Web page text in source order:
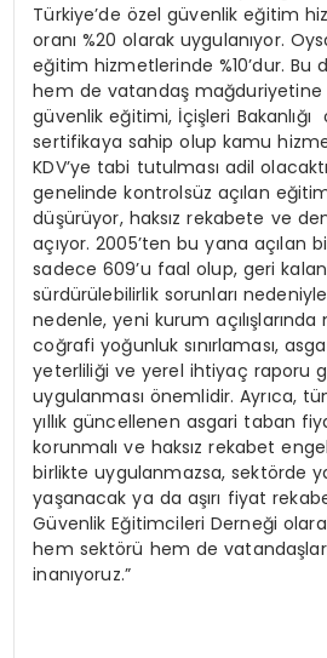
Türkiye’de özel güvenlik eğitim
oranı %20 olarak uygulanıyor.
eğitim hizmetlerinde %10’dur. Bu
hem de vatandaş mağduriyetine
güvenlik eğitimi, İçişleri
sertifikaya sahip olup kamu
KDV’ye tabi tutulması adil
genelinde kontrolsüz açılan
düşürüyor, haksız rekabete ve
açıyor. 2005’ten bu yana açılan
sadece 609’u faal olup, geri
sürdürülebilirlik sorunları
nedenle, yeni kurum
coğrafi yoğunluk sınırlaması,
yeterliliği ve yerel ihtiyaç raporu
uygulanması önemlidir. Ayrıca,
yıllık güncellenen asgari taban
korunmalı ve haksız rekabet
birlikte uygulanmazsa, sektörde
yaşanacak ya da aşırı fiyat
Güvenlik Eğitimcileri Derneği
hem sektörü hem de
inanıyoruz.”